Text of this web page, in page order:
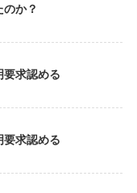
か？
求認める
求認める